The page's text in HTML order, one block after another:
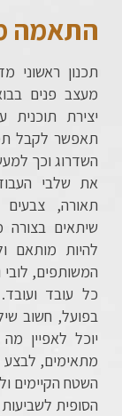
התאמה
תכנון ראשוני
מעצב פנים
יצירת תוכנית
תאפשר לקבל
השדרוג וכך
את שלבי
תאורה,
שיתאים בצורה
להיות מותאם
המשותפים, לובי
כל עובד
בפועל, חשוב
יוכל לאפיין
מתאימים, לבצע
השטח הקיימים
הסופית